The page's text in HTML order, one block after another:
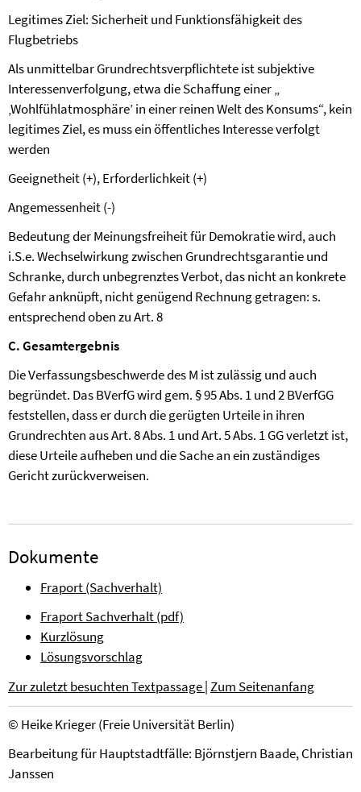
Legitimes Ziel: Sicherheit und Funktionsfähigkeit des
Flugbetriebs
Als unmittelbar Grundrechtsverpflichtete ist subjektive
Interessenverfolgung, etwa die Schaffung einer „
‚Wohlfühlatmosphäre’ in einer reinen Welt des Konsums“, kein
legitimes Ziel, es muss ein öffentliches Interesse verfolgt
werden
Geeignetheit (+), Erforderlichkeit (+)
Angemessenheit (-)
Bedeutung der Meinungsfreiheit für Demokratie wird, auch
i.S.e. Wechselwirkung zwischen Grundrechtsgarantie und
Schranke, durch unbegrenztes Verbot, das nicht an konkrete
Gefahr anknüpft, nicht genügend Rechnung getragen: s.
entsprechend oben zu Art. 8
C. Gesamtergebnis
Die Verfassungsbeschwerde des M ist zulässig und auch
begründet. Das BVerfG wird gem. § 95 Abs. 1 und 2 BVerfGG
feststellen, dass er durch die gerügten Urteile in ihren
Grundrechten aus Art. 8 Abs. 1 und Art. 5 Abs. 1 GG verletzt ist,
diese Urteile aufheben und die Sache an ein zuständiges
Gericht zurückverweisen.
Dokumente
Fraport (Sachverhalt)
Fraport Sachverhalt (pdf)
Kurzlösung
Lösungsvorschlag
Zur zuletzt besuchten Textpassage|Zum Seitenanfang
© Heike Krieger (Freie Universität Berlin)
Bearbeitung für Hauptstadtfälle: Björnstjern Baade, Christian
Janssen